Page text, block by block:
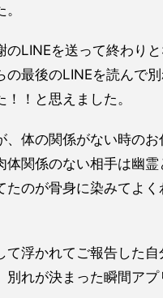
のLINEを送って終わり
の最後のLINEを読んで
！！と思えました。
、体の関係がない時のお
体関係のない相手は幽霊
たのが骨身に染みてよく
て浮かれてご報告した自
別れが決まった瞬間アプ